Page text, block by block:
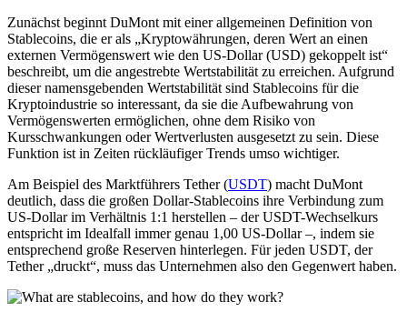
Zunächst beginnt DuMont mit einer allgemeinen Definition von
Stablecoins, die er als „Kryptowährungen, deren Wert an einen
externen Vermögenswert wie den US-Dollar (USD) gekoppelt ist“
beschreibt, um die angestrebte Wertstabilität zu erreichen. Aufgrund
dieser namensgebenden Wertstabilität sind Stablecoins für die
Kryptoindustrie so interessant, da sie die Aufbewahrung von
Vermögenswerten ermöglichen, ohne dem Risiko von
Kursschwankungen oder Wertverlusten ausgesetzt zu sein. Diese
Funktion ist in Zeiten rückläufiger Trends umso wichtiger.
Am Beispiel des Marktführers Tether (USDT) macht DuMont
deutlich, dass die großen Dollar-Stablecoins ihre Verbindung zum
US-Dollar im Verhältnis 1:1 herstellen – der USDT-Wechselkurs
entspricht im Idealfall immer genau 1,00 US-Dollar –, indem sie
entsprechend große Reserven hinterlegen. Für jeden USDT, der
Tether „druckt“, muss das Unternehmen also den Gegenwert haben.